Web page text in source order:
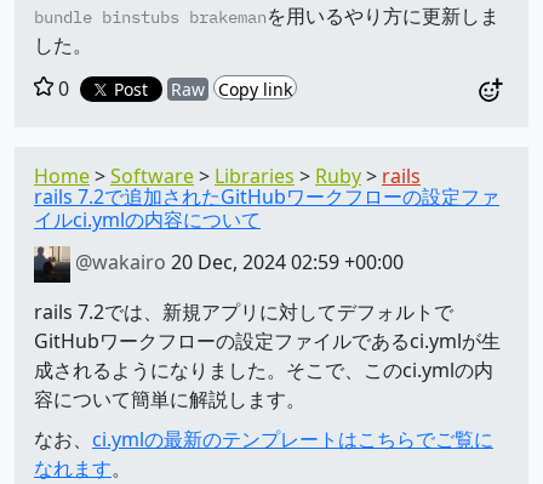
bundle binstubs brakemanを用いるやり方に更新しま
した。
0
Post Raw Copy link
Home Software Libraries Ruby rails
rails 7.2で追加されたGitHubワークフローの設定ファ
イルci.ymlの内容について
@wakairo 20 Dec, 2024 02:59 +00:00
rails 7.2では、新規アプリに対してデフォルトで
GitHubワークフローの設定ファイルであるci.ymlが生
成されるようになりました。そこで、このci.ymlの内
容について簡単に解説します。
なお、 ci.ymlの最新のテンプレートはこちらでご覧に
なれます。